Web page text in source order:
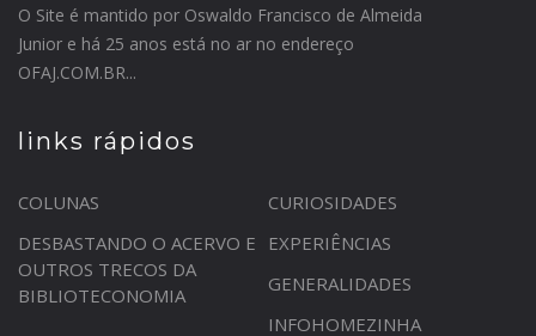
O Site é mantido por Oswaldo Francisco de Almeida
Junior e há 25 anos está no ar no endereço
OFAJ.COM.BR...
links rápidos
COLUNAS
CURIOSIDADES
DESBASTANDO O ACERVO E
OUTROS TRECOS DA
BIBLIOTECONOMIA
EXPERIÊNCIAS
GENERALIDADES
INFOHOMEZINHA